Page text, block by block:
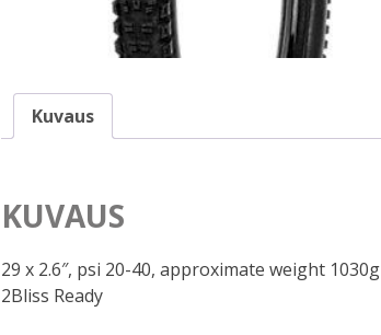
Kuvaus
KUVAUS
29 x 2.6″, psi 20-40, approximate weight 1030g
2Bliss Ready